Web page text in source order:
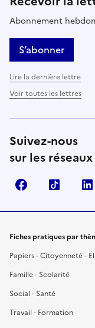
Abonnement
S’abonner
Lire la dernière lettre
Voir toutes les lettres
Suivez-nous
sur les
FacebookTikTok
Fiches pratiques par
Papiers - Citoyenneté -
Famille - Scolarité
Social - Santé
Travail - Formation